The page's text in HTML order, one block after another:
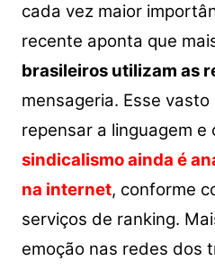
cada vez maior
recente aponta que
brasileiros utilizam as
mensageria. Esse
repensar a linguagem e
sindicalismo ainda é
na internet, conforme
serviços de ranking.
emoção nas redes dos